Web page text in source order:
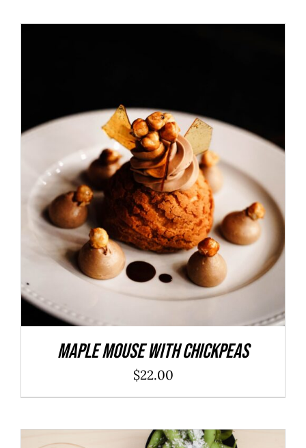
ADD TO CART / DÉTAILS
Maple Mouse With Chickpeas
$22.00